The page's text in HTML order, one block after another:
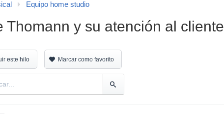
Equipo home studio
Thomann y su atención al cliente
este hilo Marcar como favorito